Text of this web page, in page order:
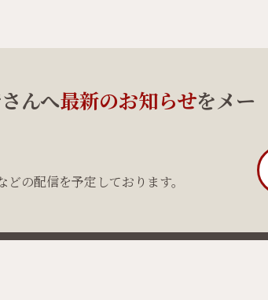
んへ最新のお知らせをメー
の配信を予定しております。